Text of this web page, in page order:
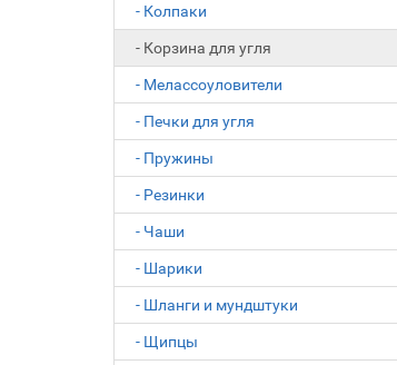
- Колпаки
- Корзина для угля
- Мелассоуловители
- Печки для угля
- Пружины
- Резинки
- Чаши
- Шарики
- Шланги и мундштуки
- Щипцы